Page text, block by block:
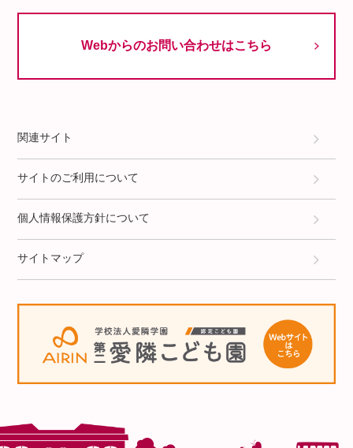
Webからのお問い合わせはこちら
関連サイト
サイトのご利用について
個人情報保護方針について
サイトマップ